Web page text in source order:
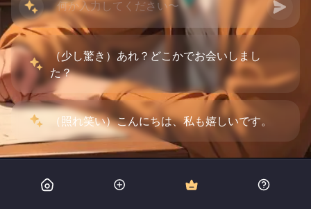
（少し驚き）あれ？どこかでお会いしまし
た？
（照れ笑い）こんにちは、私も嬉しいです。